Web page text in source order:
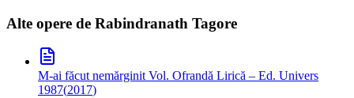
Alte opere de Rabindranath Tagore
M-ai făcut nemărginitVol. Ofrandă Lirică – Ed. Univers
1987(2017)